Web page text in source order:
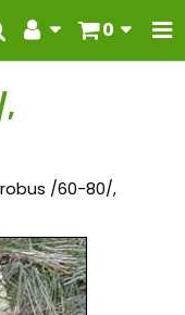
0
/60-80/,